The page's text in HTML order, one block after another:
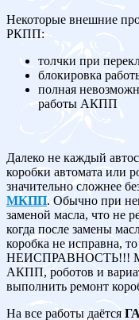
Некоторые внешние
РКПП:
толчки при
блокировка
полная
работы АКПП
Далеко не каждый
коробки автомата или
значительно сложнее
МКПП. Обычно при
заменой масла, что не
когда после замены
коробка не
НЕИСПРАВНОСТЬ!!! Мы
АКПП, роботов и
выполнить ремонт
На все работы даётся